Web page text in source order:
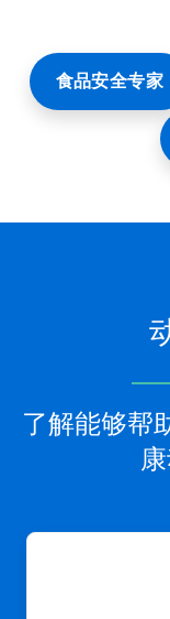
食品安全专家
了解能够帮
这